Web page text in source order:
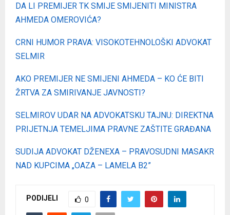
DA LI PREMIJER TK SMIJE SMIJENITI MINISTRA
AHMEDA OMEROVIĆA?
CRNI HUMOR PRAVA: VISOKOTEHNOLOŠKI ADVOKAT
SELMIR
AKO PREMIJER NE SMIJENI AHMEDA – KO ĆE BITI
ŽRTVA ZA SMIRIVANJE JAVNOSTI?
SELMIROV UDAR NA ADVOKATSKU TAJNU: DIREKTNA
PRIJETNJA TEMELJIMA PRAVNE ZAŠTITE GRAĐANA
SUDIJA ADVOKAT DŽENEXA – PRAVOSUDNI MASAKR
NAD KUPCIMA „OAZA – LAMELA B2”
PODIJELI 0